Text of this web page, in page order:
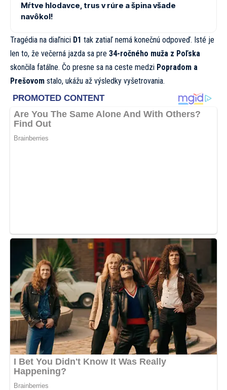
Mŕtve hlodavce, trus v rúre a špina všade
navôkol!
Tragédia na diaľnici D1 tak zatiaľ nemá konečnú odpoveď. Isté je
len to, že večerná jazda sa pre 34-ročného muža z Poľska
skončila fatálne. Čo presne sa na ceste medzi Popradom a
Prešovom stalo, ukážu až výsledky vyšetrovania.